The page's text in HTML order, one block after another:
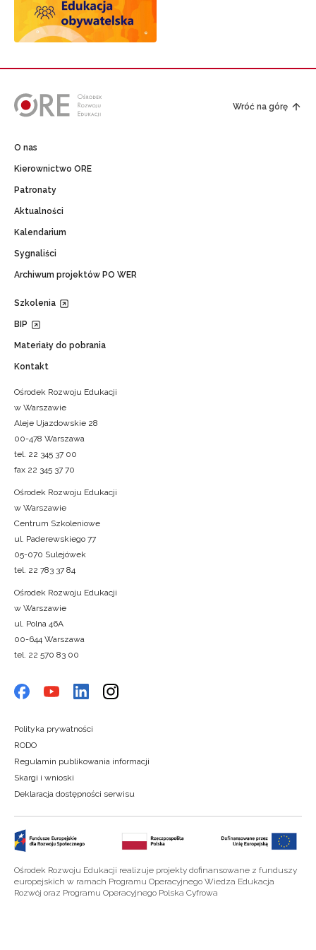
Wróć na górę
O nas
Kierownictwo ORE
Patronaty
Aktualności
Kalendarium
Sygnaliści
Archiwum projektów PO WER
Szkolenia
BIP
Materiały do pobrania
Kontakt
Ośrodek Rozwoju Edukacji
w Warszawie
Aleje Ujazdowskie 28
00-478 Warszawa
tel. 22 345 37 00
fax 22 345 37 70
Ośrodek Rozwoju Edukacji
w Warszawie
Centrum Szkoleniowe
ul. Paderewskiego 77
05-070 Sulejówek
tel. 22 783 37 84
Ośrodek Rozwoju Edukacji
w Warszawie
ul. Polna 46A
00-644 Warszawa
tel. 22 570 83 00
Polityka prywatności
RODO
Regulamin publikowania informacji
Skargi i wnioski
Deklaracja dostępności serwisu
Ośrodek Rozwoju Edukacji realizuje projekty dofinansowane z funduszy
europejskich w ramach Programu Operacyjnego Wiedza Edukacja
Rozwój oraz Programu Operacyjnego Polska Cyfrowa